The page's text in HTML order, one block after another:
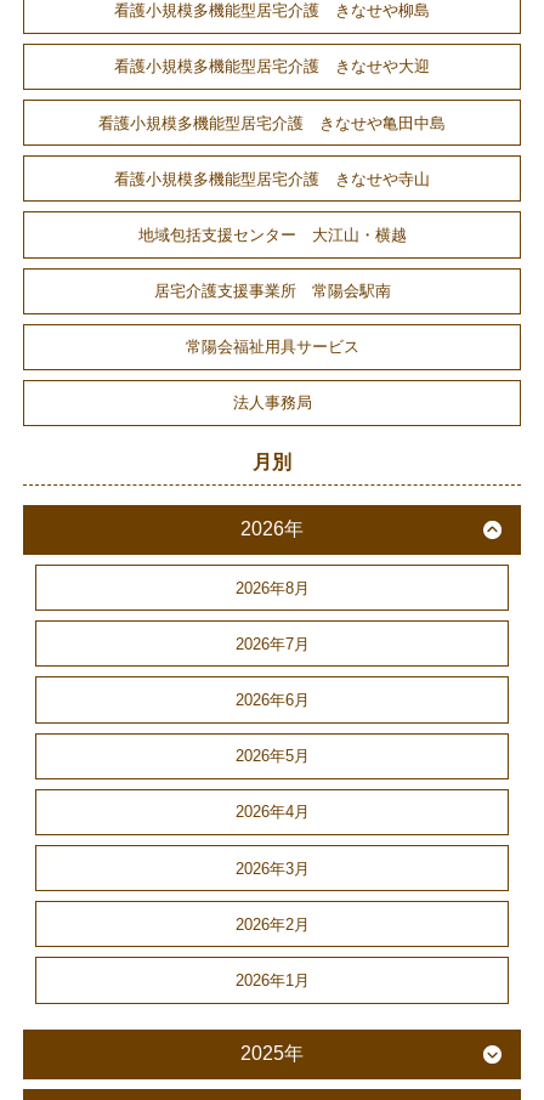
看護小規模多機能型居宅介護 きなせや柳島
看護小規模多機能型居宅介護 きなせや大迎
看護小規模多機能型居宅介護 きなせや亀田中島
看護小規模多機能型居宅介護 きなせや寺山
地域包括支援センター 大江山・横越
居宅介護支援事業所 常陽会駅南
常陽会福祉用具サービス
法人事務局
月別
2026年
2026年8月
2026年7月
2026年6月
2026年5月
2026年4月
2026年3月
2026年2月
2026年1月
2025年